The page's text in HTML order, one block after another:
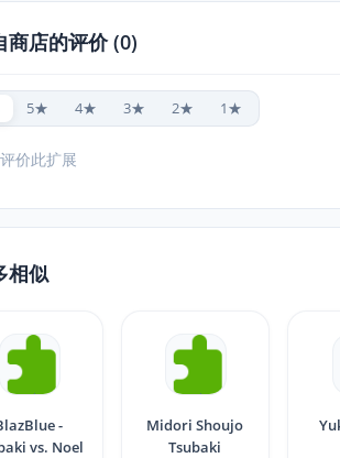
商店的评价 (0)
5★ 4★ 3★ 2★ 1★
价此扩展
相似
-
vs. Noel
Midori Shoujo
Tsubaki